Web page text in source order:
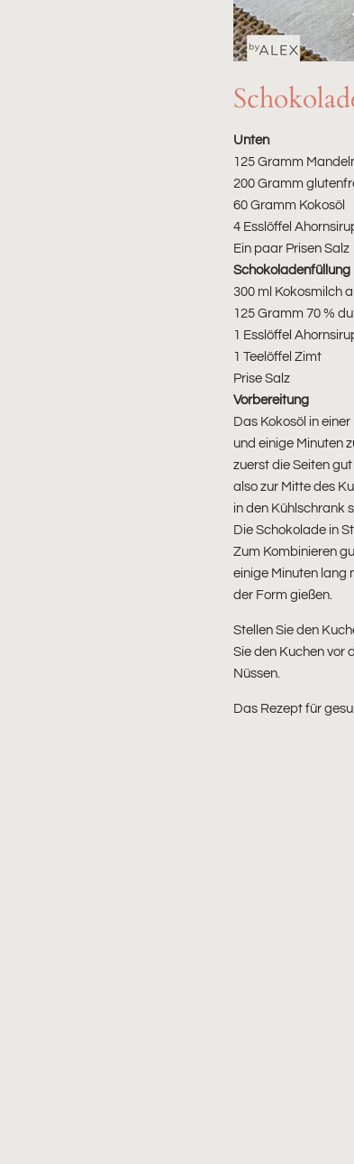
Unten
125 Gramm
200 Gramm
60 Gramm Kokosöl
4 Esslöffel
Ein paar Prisen Salz
Schokoladenfüllung
300 ml Kokosmilch
125 Gramm 70 %
1 Esslöffel
1 Teelöffel Zimt
Prise Salz
Vorbereitung
Das Kokosöl in
und einige Minuten
zuerst die Seiten
also zur Mitte des
in den Kühlschrank
Die Schokolade in
Zum Kombinieren
einige Minuten lang
der Form gießen.
Stellen Sie den
Sie den Kuchen vor
Nüssen.
Das Rezept für